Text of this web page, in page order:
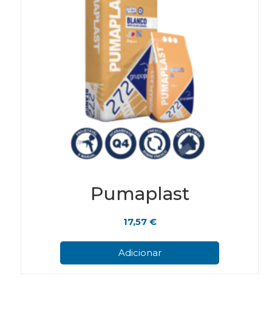
Pumaplast
17,57 €
Adicionar